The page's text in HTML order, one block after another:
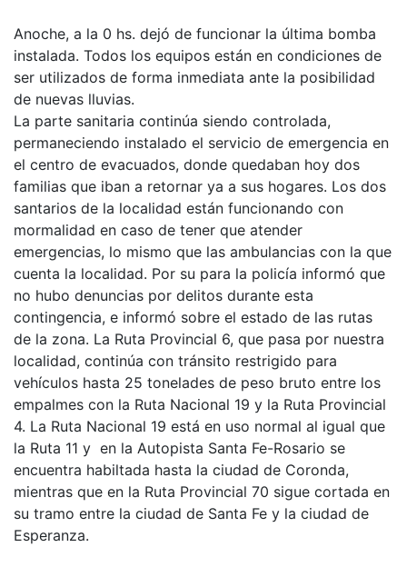
Anoche, a la 0 hs. dejó de funcionar la última bomba
instalada. Todos los equipos están en condiciones de
ser utilizados de forma inmediata ante la posibilidad
de nuevas lluvias.
La parte sanitaria continúa siendo controlada,
permaneciendo instalado el servicio de emergencia en
el centro de evacuados, donde quedaban hoy dos
familias que iban a retornar ya a sus hogares. Los dos
santarios de la localidad están funcionando con
mormalidad en caso de tener que atender
emergencias, lo mismo que las ambulancias con la que
cuenta la localidad. Por su para la policía informó que
no hubo denuncias por delitos durante esta
contingencia, e informó sobre el estado de las rutas
de la zona. La Ruta Provincial 6, que pasa por nuestra
localidad, continúa con tránsito restrigido para
vehículos hasta 25 tonelades de peso bruto entre los
empalmes con la Ruta Nacional 19 y la Ruta Provincial
4. La Ruta Nacional 19 está en uso normal al igual que
la Ruta 11 y en la Autopista Santa Fe-Rosario se
encuentra habiltada hasta la ciudad de Coronda,
mientras que en la Ruta Provincial 70 sigue cortada en
su tramo entre la ciudad de Santa Fe y la ciudad de
Esperanza.